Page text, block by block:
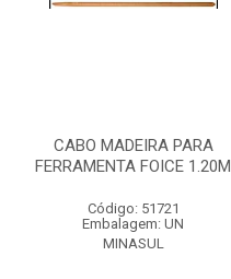
CABO MADEIRA PARA
FERRAMENTA FOICE 1.20M
Código: 51721
Embalagem: UN
MINASUL